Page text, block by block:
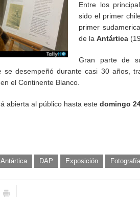
Entre los
sido el primer
primer
de la Antártica
Gran parte de
se desempeñó durante casi 30 años,
el Continente Blanco.
abierta al público hasta este domingo
Antártica DAP Exposición